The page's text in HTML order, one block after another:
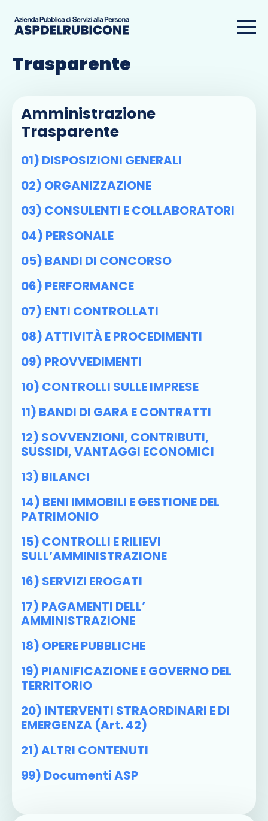
Amministrazione
Trasparente
Amministrazione
Trasparente
01) DISPOSIZIONI GENERALI
02) ORGANIZZAZIONE
03) CONSULENTI E COLLABORATORI
04) PERSONALE
05) BANDI DI CONCORSO
06) PERFORMANCE
07) ENTI CONTROLLATI
08) ATTIVITÀ E PROCEDIMENTI
09) PROVVEDIMENTI
10) CONTROLLI SULLE IMPRESE
11) BANDI DI GARA E CONTRATTI
12) SOVVENZIONI, CONTRIBUTI,
SUSSIDI, VANTAGGI ECONOMICI
13) BILANCI
14) BENI IMMOBILI E GESTIONE DEL
PATRIMONIO
15) CONTROLLI E RILIEVI
SULL’AMMINISTRAZIONE
16) SERVIZI EROGATI
17) PAGAMENTI DELL’
AMMINISTRAZIONE
18) OPERE PUBBLICHE
19) PIANIFICAZIONE E GOVERNO DEL
TERRITORIO
20) INTERVENTI STRAORDINARI E DI
EMERGENZA (art. 42)
21) ALTRI CONTENUTI
99) Documenti ASP